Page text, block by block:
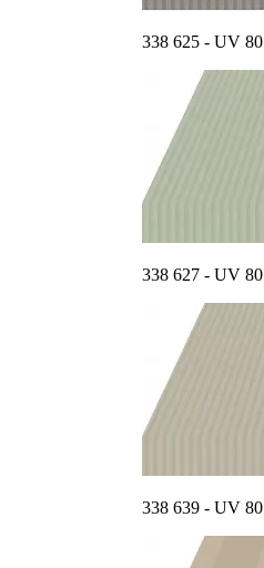
338 625 - UV 80
338 627 - UV 80
338 639 - UV 80